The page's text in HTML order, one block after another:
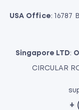
USA Office: 16787
Singapore LTD:
CIRCULAR
+